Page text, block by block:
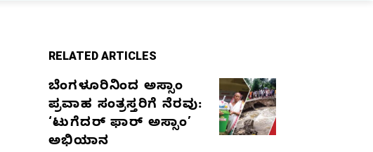
RELATED ARTICLES
ಬೆಂಗಳೂರಿನಿಂದ ಅಸ್ಸಾಂ
ಪ್ರವಾಹ ಸಂತ್ರಸ್ತರಿಗೆ ನೆರವು:
‘ಟುಗೆದರ್ ಫಾರ್ ಅಸ್ಸಾಂ’
ಅಭಿಯಾನ